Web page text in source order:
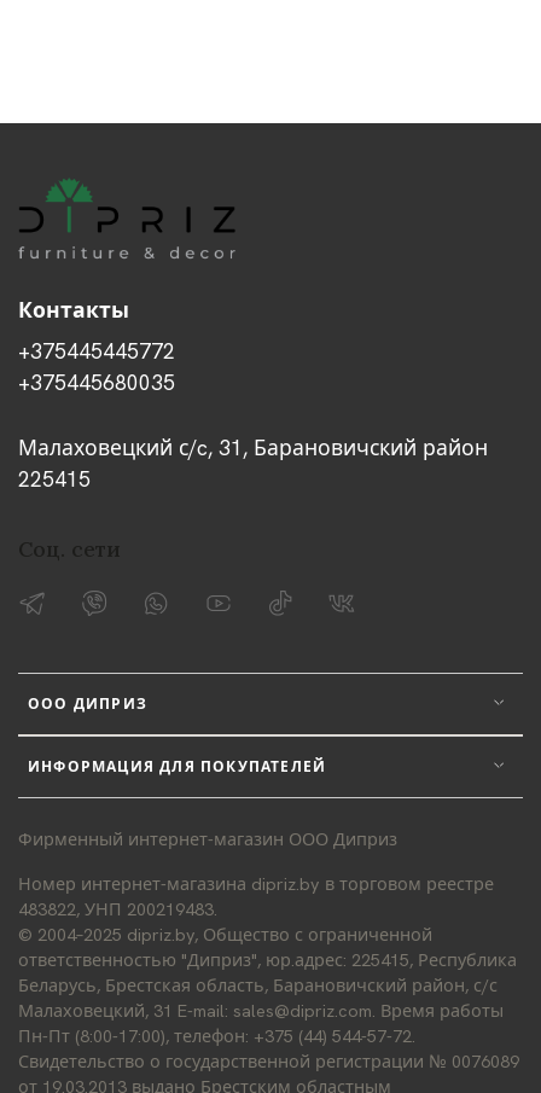
ООО ДИПРИЗ
ИНФОРМАЦИЯ ДЛЯ ПОКУПАТЕЛЕЙ
Контакты
+375445445772
+375445680035
Малаховецкий с/c, 31, Барановичский район
225415
Соц. сети
Фирменный интернет-магазин ООО Диприз
Номер интернет-магазина dipriz.by в торговом реестре
483822, УНП 200219483.
© 2004–2025 dipriz.by, Общество с ограниченной
ответственностью "Диприз", юр.адрес: 225415, Республика
Беларусь, Брестская область, Барановичский район, с/с
Малаховецкий, 31 E-mail: sales@dipriz.com. Время работы
Пн-Пт (8:00-17:00), телефон: +375 (44) 544-57-72.
Свидетельство о государственной регистрации № 0076089
от 19.03.2013 выдано Брестским областным